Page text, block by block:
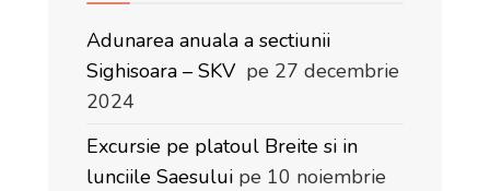
Adunarea anuala a sectiunii
Sighisoara – SKV pe 27 decembrie
2024
Excursie pe platoul Breite si in
lunciile Saesului pe 10 noiembrie